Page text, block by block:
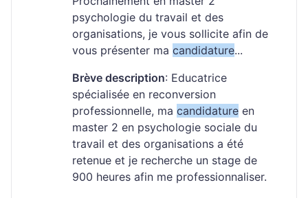
psychologie du travail et des
organisations, je vous sollicite afin de
vous présenter ma candidature...
Brève description: Educatrice
spécialisée en reconversion
professionnelle, ma candidature en
master 2 en psychologie sociale du
travail et des organisations a été
retenue et je recherche un stage de
900 heures afin me professionnaliser.